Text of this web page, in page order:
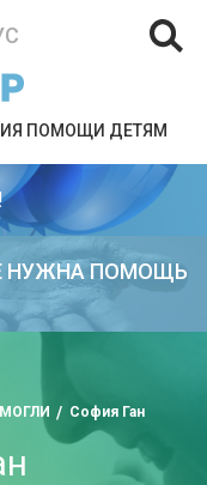
ПОМОЩИ ДЕТЯМ
НУЖНА ПОМОЩЬ
София Ган